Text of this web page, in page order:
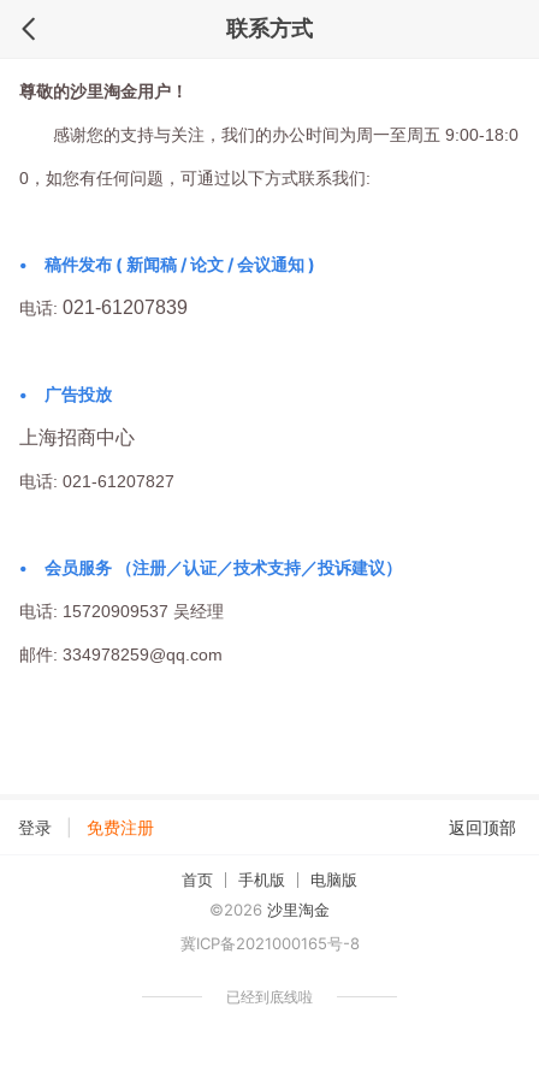
联系方式
尊敬的沙里淘金用户！
感谢您的支持与关注，我们的办公时间为周一至周五 9:00-18:0
0，如您有任何问题，可通过以下方式联系我们:
• 稿件发布 ( 新闻稿 / 论文 / 会议通知 )
电话: 021-61207839
• 广告投放
上海招商中心
电话: 021-61207827
• 会员服务 （注册／认证／技术支持／投诉建议）
电话: 15720909537 吴经理
邮件: 334978259@qq.com
登录 免费注册 返回顶部
首页 手机版
电脑版
©2026 沙里淘金
冀ICP备2021000165号-8
已经到底线啦